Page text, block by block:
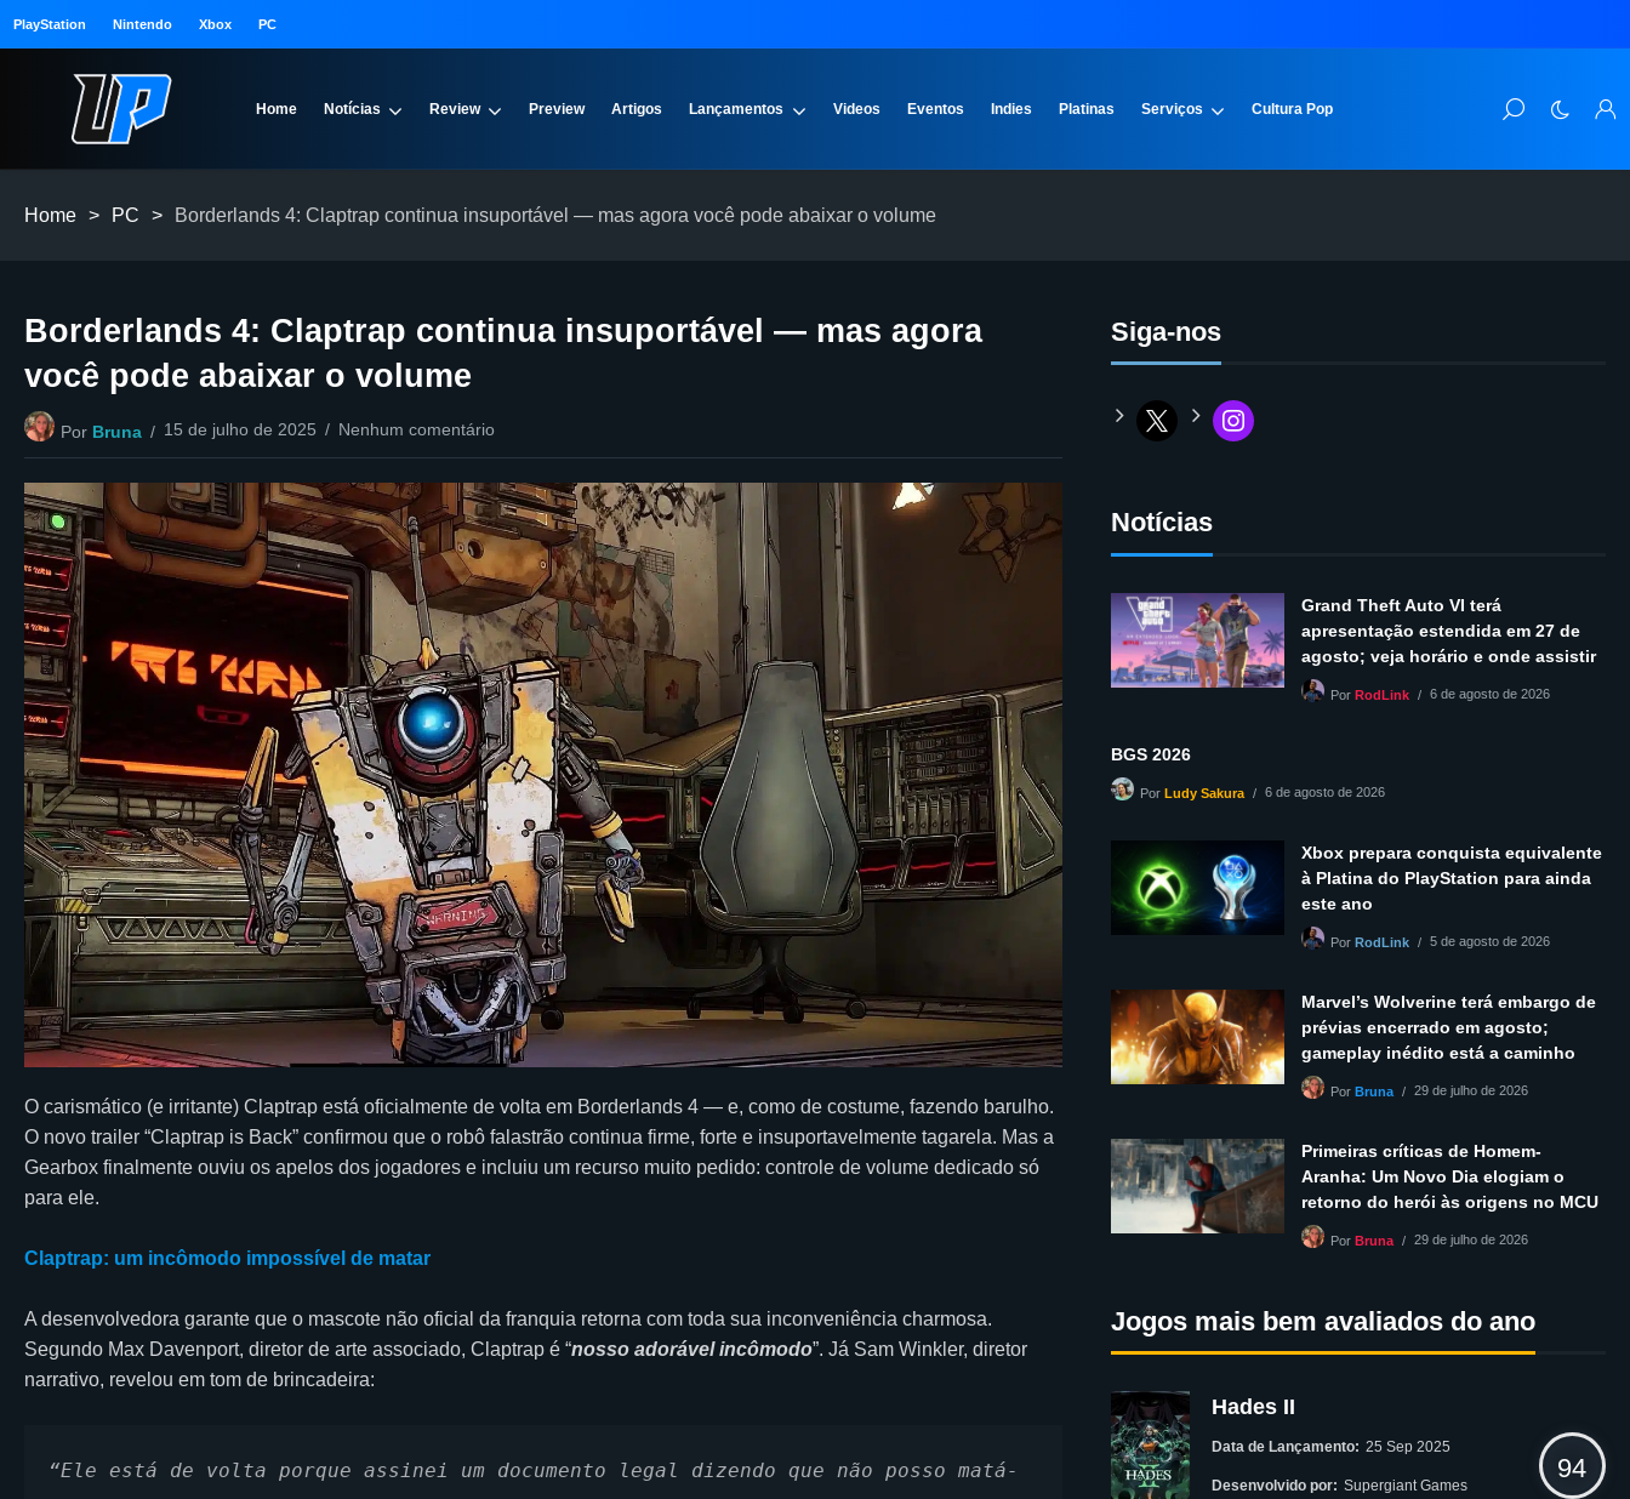
PlayStation Nintendo Xbox PC
Home Notícias Review Preview Artigos Lançamentos Videos Eventos Indies Platinas Serviços Cultura Pop
Home > PC > Borderlands 4: Claptrap continua insuportável — mas agora você pode abaixar o volume
Borderlands 4: Claptrap continua insuportável — mas agora
você pode abaixar o volume
Por Bruna 15 de julho de 2025 Nenhum comentário
O carismático (e irritante) Claptrap está oficialmente de volta em Borderlands 4 — e, como de costume, fazendo barulho.
O novo trailer “Claptrap is Back” confirmou que o robô falastrão continua firme, forte e insuportavelmente tagarela. Mas a
Gearbox finalmente ouviu os apelos dos jogadores e incluiu um recurso muito pedido: controle de volume dedicado só
para ele.
Claptrap: um incômodo impossível de matar
A desenvolvedora garante que o mascote não oficial da franquia retorna com toda sua inconveniência charmosa.
Segundo Max Davenport, diretor de arte associado, Claptrap é “nosso adorável incômodo”. Já Sam Winkler, diretor
narrativo, revelou em tom de brincadeira:
“Ele está de volta porque assinei um documento legal dizendo que não posso matá-
Siga-nos
Notícias
Grand Theft Auto VI terá
apresentação estendida em 27 de
agosto; veja horário e onde assistir
PorRodLink 6 de agosto de 2026
BGS 2026
PorLudy Sakura 6 de agosto de 2026
Xbox prepara conquista equivalente
à Platina do PlayStation para ainda
este ano
PorRodLink 5 de agosto de 2026
Marvel’s Wolverine terá embargo de
prévias encerrado em agosto;
gameplay inédito está a caminho
PorBruna 29 de julho de 2026
Primeiras críticas de Homem-
Aranha: Um Novo Dia elogiam o
retorno do herói às origens no MCU
PorBruna 29 de julho de 2026
Jogos mais bem avaliados do ano
Hades II
Data de Lançamento: 25 Sep 2025
Desenvolvido por: Supergiant Games
94